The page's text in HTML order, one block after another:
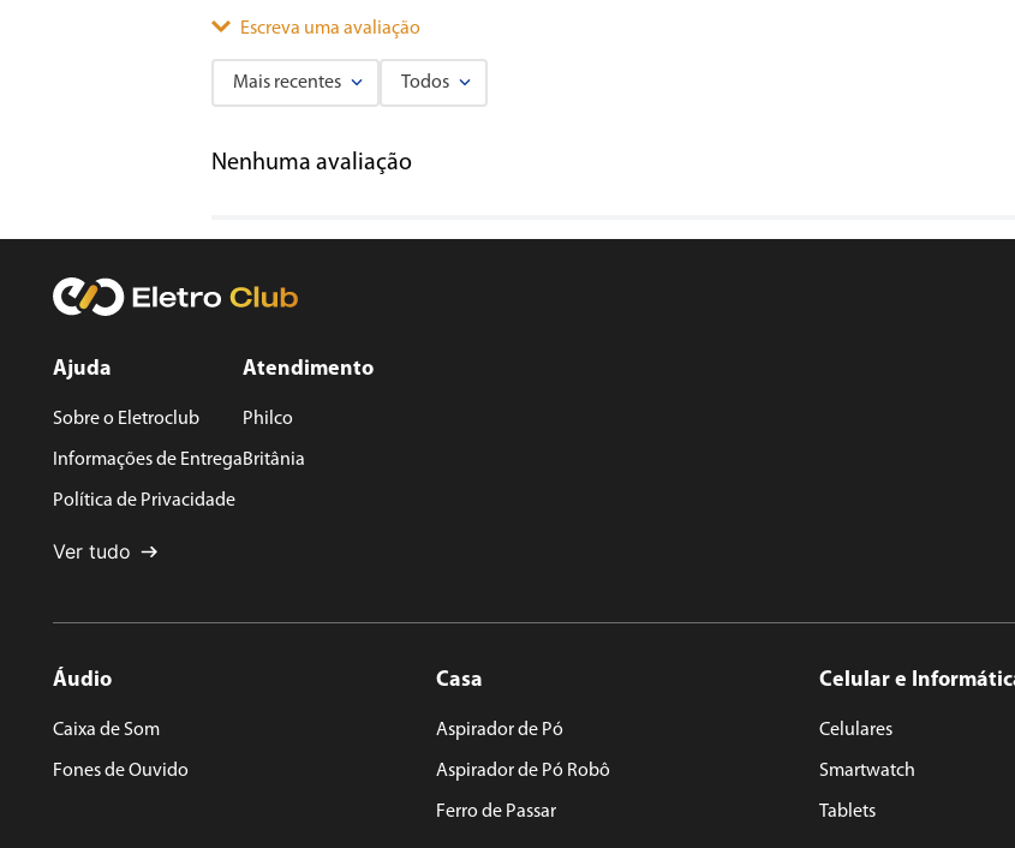
Escreva uma avaliação
Título
★★
Mais recentes Todos
Nenhuma avaliação
Ajuda
Sobre o Eletroclub
Informações de Entrega
Política de Privacidade
Ver tudo
Atendimento
Philco
Britânia
Áudio
Caixa de Som
Fones de Ouvido
Casa
Aspirador de Pó
Aspirador de Pó Robô
Ferro de Passar
Celular e
Celulares
Smartwatch
Tablets